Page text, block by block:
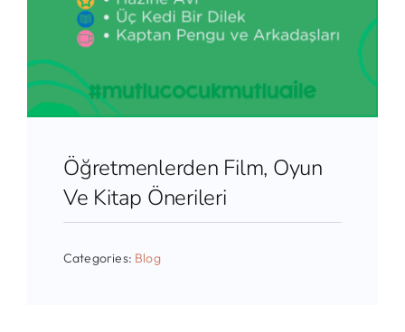
Öğretmenlerden Film, Oyun
Ve Kitap Önerileri
Categories: Blog